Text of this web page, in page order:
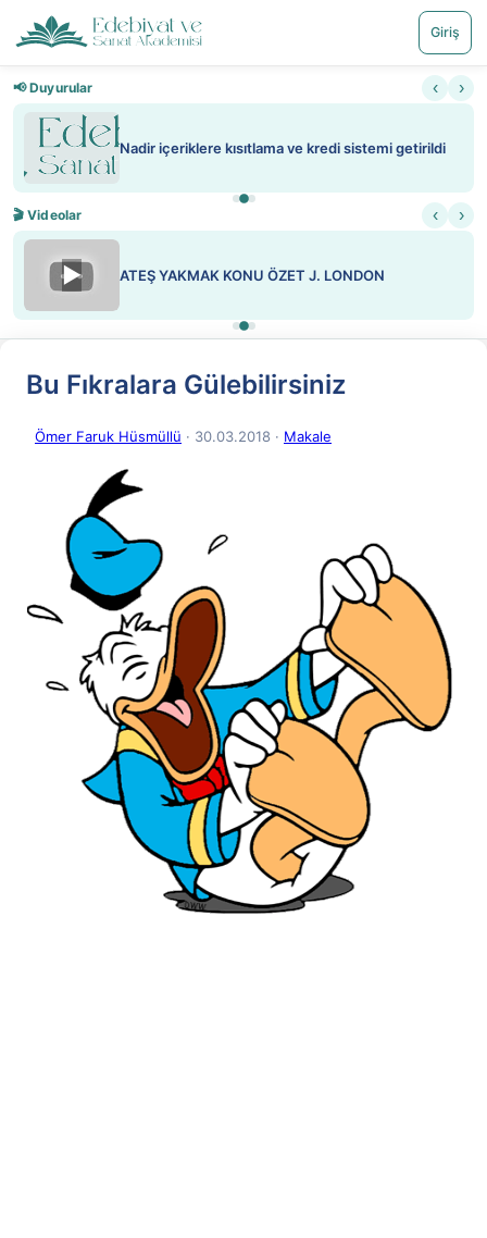
Giriş
📢 Duyurular ‹ ›
Nadir içeriklere kısıtlama ve kredi sistemi getirildi
🎬 Videolar ‹ ›
▶ ATEŞ YAKMAK KONU ÖZET J. LONDON
Bu Fıkralara Gülebilirsiniz
Ömer Faruk Hüsmüllü · 30.03.2018 · Makale